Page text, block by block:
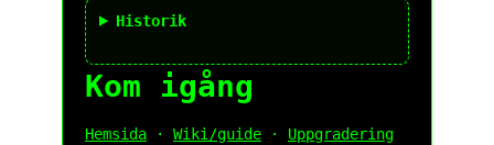
Historik
Kom igång
Hemsida · Wiki/guide · Uppgradering